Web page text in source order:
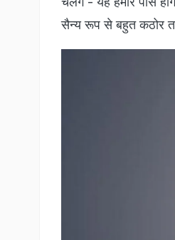
सैन्य रूप से बहुत कठोर